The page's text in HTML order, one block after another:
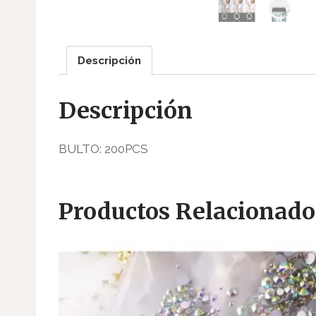
Descripción
Descripción
BULTO: 200PCS
Productos